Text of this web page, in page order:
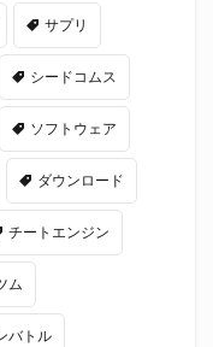
サプリ
シードコムス
ソフトウェア
ダウンロード
チートエンジン
ム
バトル